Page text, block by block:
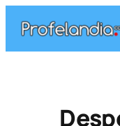
contenido